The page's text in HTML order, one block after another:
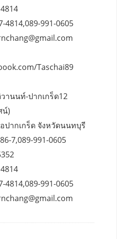
4814,089-991-0605
Taschai89
านนท์-ปากเกร็ด12
น์)
ปากเกร็ด จังหวัดนนทบุรี
7,089-991-0605
4814,089-991-0605